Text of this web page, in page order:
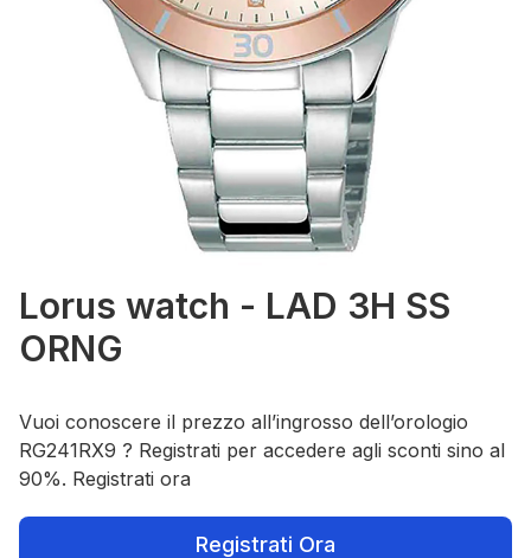
Lorus watch - LAD 3H SS
ORNG
Vuoi conoscere il prezzo all’ingrosso dell’orologio
RG241RX9 ? Registrati per accedere agli sconti sino al
90%. Registrati ora
Registrati Ora